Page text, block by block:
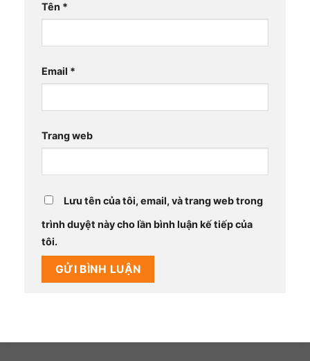
Tên *
Email *
Trang web
Lưu tên của tôi, email, và trang web trong
trình duyệt này cho lần bình luận kế tiếp của
tôi.